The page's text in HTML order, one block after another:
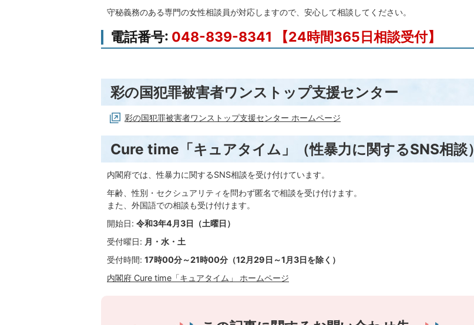
守秘義務のある専門の女性相談員が対応しますので、安心して相談してください。
電話番号: 048-839-8341 【24時間365日相談受付】
彩の国犯罪被害者ワンストップ支援センター
彩の国犯罪被害者ワンストップ支援センター ホームページ
Cure time「キュアタイム」（性暴力に関するSNS相談）
内閣府では、性暴力に関するSNS相談を受け付けています。
年齢、性別・セクシュアリティを問わず匿名で相談を受け付けます。
また、外国語での相談も受け付けます。
開始日: 令和3年4月3日（土曜日）
受付曜日: 月・水・土
受付時間: 17時00分～21時00分（12月29日～1月3日を除く）
内閣府 Cure time「キュアタイム」 ホームページ